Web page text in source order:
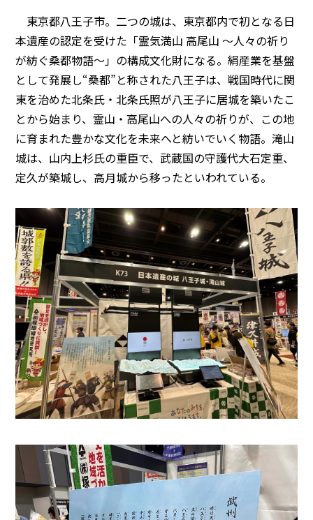
東京都八王子市。二つの城は、東京都内で初となる日
本遺産の認定を受けた「霊気満山 高尾山 ～人々の祈り
が紡ぐ桑都物語～」の構成文化財になる。絹産業を基盤
として発展し“桑都”と称された八王子は、戦国時代に関
東を治めた北条氏・北条氏照が八王子に居城を築いたこ
とから始まり、霊山・高尾山への人々の祈りが、この地
に育まれた豊かな文化を未来へと紡いでいく物語。滝山
城は、山内上杉氏の重臣で、武蔵国の守護代大石定重、
定久が築城し、高月城から移ったといわれている。